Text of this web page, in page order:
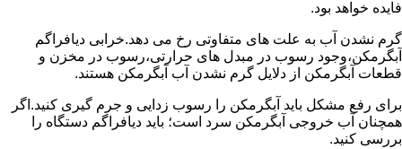
فایده خواهد بود.
گرم نشدن آب به علت های متفاوتی رخ می دهد.خرابی دیافراگم
آبگرمکن،وجود رسوب در مبدل های حرارتی،رسوب در مخزن و
قطعات آبگرمکن از دلایل گرم نشدن آب آبگرمکن هستند.
برای رفع مشکل باید آبگرمکن را رسوب زدایی و جرم گیری کنید.اگر
همچنان آب خروجی آبگرمکن سرد است؛ باید دیافراگم دستگاه را
بررسی کنید.